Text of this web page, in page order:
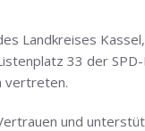
Landkreises
33 der SPD-
vertreten.
und